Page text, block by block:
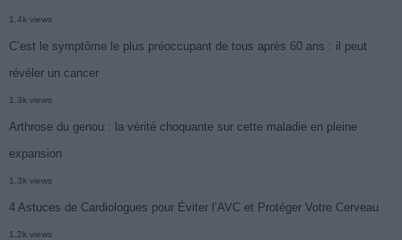
1.4k views
C’est le symptôme le plus préoccupant de tous après 60 ans : il peut
révéler un cancer
1.3k views
Arthrose du genou : la vérité choquante sur cette maladie en pleine
expansion
1.3k views
4 Astuces de Cardiologues pour Éviter l’AVC et Protéger Votre Cerveau
1.2k views